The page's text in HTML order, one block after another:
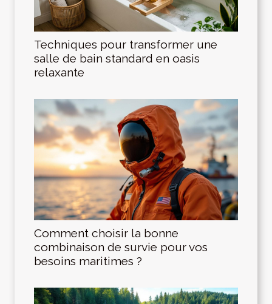
Techniques pour transformer une
salle de bain standard en oasis
relaxante
Comment choisir la bonne
combinaison de survie pour vos
besoins maritimes ?